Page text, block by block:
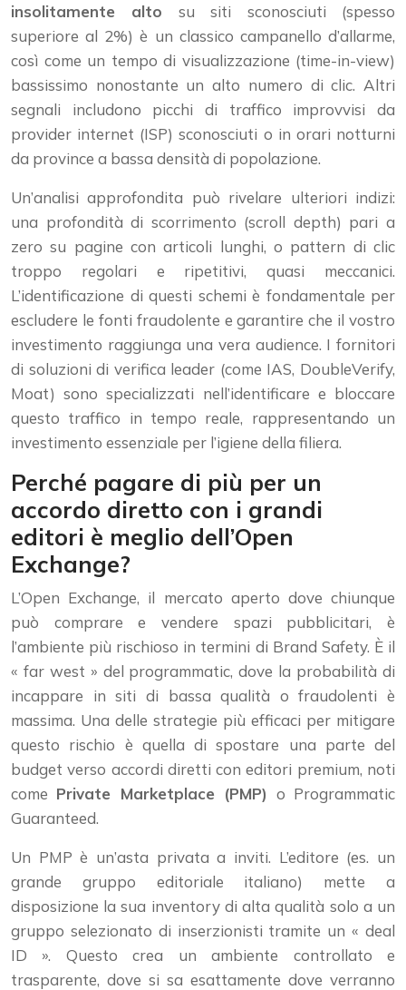
insolitamente alto su siti sconosciuti (spesso
superiore al 2%) è un classico campanello d’allarme,
così come un tempo di visualizzazione (time-in-view)
bassissimo nonostante un alto numero di clic. Altri
segnali includono picchi di traffico improvvisi da
provider internet (ISP) sconosciuti o in orari notturni
da province a bassa densità di popolazione.
Un’analisi approfondita può rivelare ulteriori indizi:
una profondità di scorrimento (scroll depth) pari a
zero su pagine con articoli lunghi, o pattern di clic
troppo regolari e ripetitivi, quasi meccanici.
L’identificazione di questi schemi è fondamentale per
escludere le fonti fraudolente e garantire che il vostro
investimento raggiunga una vera audience. I fornitori
di soluzioni di verifica leader (come IAS, DoubleVerify,
Moat) sono specializzati nell’identificare e bloccare
questo traffico in tempo reale, rappresentando un
investimento essenziale per l’igiene della filiera.
Perché pagare di più per un
accordo diretto con i grandi
editori è meglio dell’Open
Exchange?
L’Open Exchange, il mercato aperto dove chiunque
può comprare e vendere spazi pubblicitari, è
l’ambiente più rischioso in termini di Brand Safety. È il
« far west » del programmatic, dove la probabilità di
incappare in siti di bassa qualità o fraudolenti è
massima. Una delle strategie più efficaci per mitigare
questo rischio è quella di spostare una parte del
budget verso accordi diretti con editori premium, noti
come Private Marketplace (PMP) o Programmatic
Guaranteed.
Un PMP è un’asta privata a inviti. L’editore (es. un
grande gruppo editoriale italiano) mette a
disposizione la sua inventory di alta qualità solo a un
gruppo selezionato di inserzionisti tramite un « deal
ID ». Questo crea un ambiente controllato e
trasparente, dove si sa esattamente dove verranno